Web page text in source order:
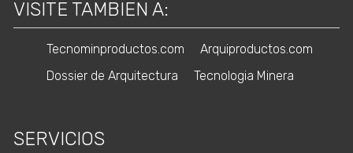
VISITE TAMBIEN A:
Tecnominproductos.com
Arquiproductos.com
Dossier de Arquitectura
Tecnologia Minera
SERVICIOS